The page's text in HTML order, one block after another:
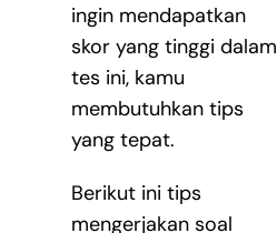
ingin mendapatkan
skor yang tinggi dalam
tes ini, kamu
membutuhkan tips
yang tepat.
Berikut ini tips
mengerjakan soal